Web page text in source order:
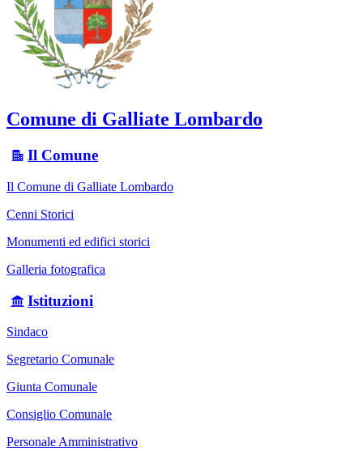
Comune di Galliate Lombardo
Il Comune
Il Comune di Galliate Lombardo
Cenni Storici
Monumenti ed edifici storici
Galleria fotografica
Istituzioni
Sindaco
Segretario Comunale
Giunta Comunale
Consiglio Comunale
Personale Amministrativo